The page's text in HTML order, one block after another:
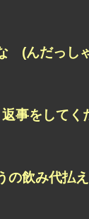
(んだっし
返事をして
の飲み代払